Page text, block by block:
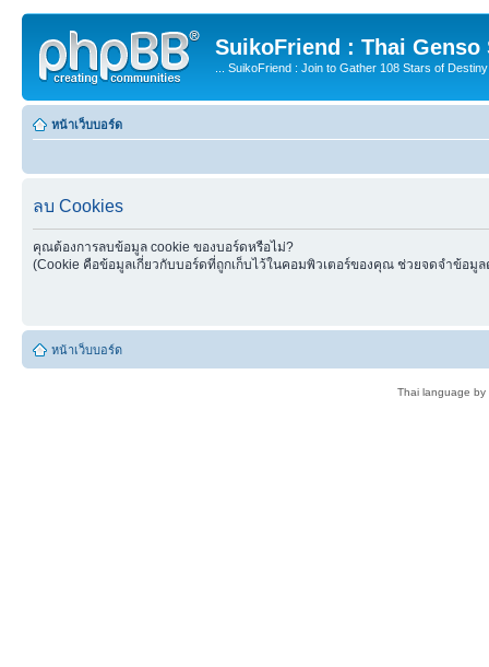
SuikoFriend : Thai Genso
... SuikoFriend : Join to Gather 108 Stars of
หน้าเว็บบอร์ด
ลบ Cookies
คุณต้องการลบข้อมูล cookie ของบอร์ดหรือไม่?
(Cookie คือข้อมูลเกี่ยวกับบอร์ดที่ถูกเก็บไว้ในคอมพิวเตอร์ของคุณ ช่วยจดจำข้อมูล
หน้าเว็บบอร์ด
Thai language by